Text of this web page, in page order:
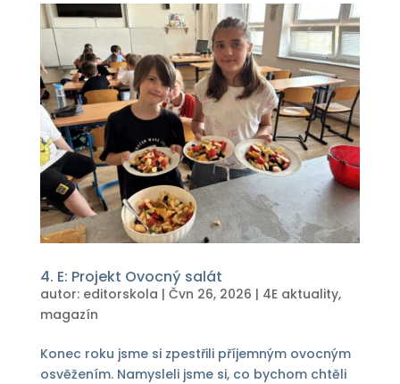
4. E: Projekt Ovocný salát
autor: editorskola | Čvn 26, 2026 | 4E aktuality,
magazín
Konec roku jsme si zpestřili příjemným ovocným
osvěžením. Namysleli jsme si, co bychom chtěli